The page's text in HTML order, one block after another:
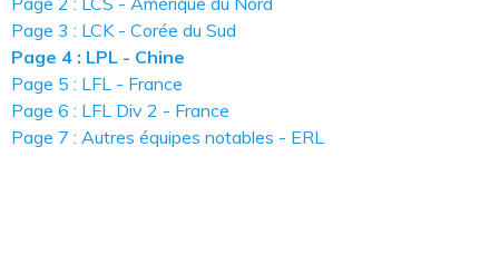
Page 3 : LCK - Corée du Sud
Page 4 : LPL - Chine
Page 5 : LFL - France
Page 6 : LFL Div 2 - France
Page 7 : Autres équipes notables - ERL